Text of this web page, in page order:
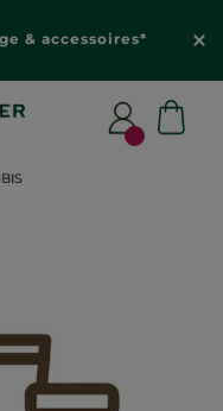
& accessoires*